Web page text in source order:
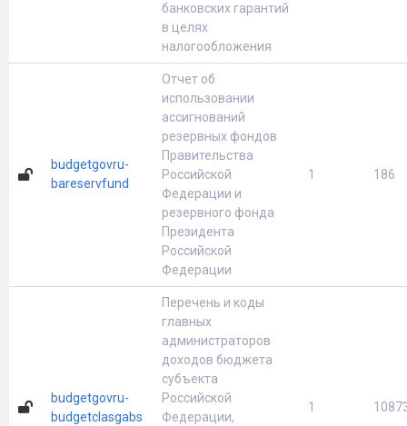
банковских гарантий
в целях
налогообложения
budgetgovru-
bareservfund
Отчет об
использовании
ассигнований
резервных фондов
Правительства
Российской
Федерации и
резервного фонда
Президента
Российской
Федерации
1 186
budgetgovru-
budgetclasgabs
Перечень и коды
главных
администраторов
доходов бюджета
субъекта
Российской
Федерации,
1